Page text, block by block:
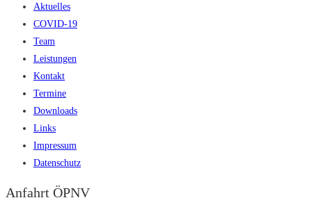
Aktuelles
COVID-19
Team
Leistungen
Kontakt
Termine
Downloads
Links
Impressum
Datenschutz
Anfahrt ÖPNV